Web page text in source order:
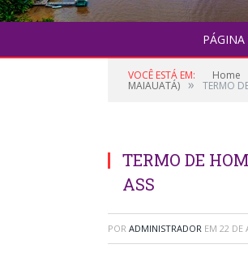
VOCÊ ESTÁ EM: Home
MAIAUATÁ) » TERMO
TERMO DE
ASS
POR ADMINISTRADOR EM 22 DE